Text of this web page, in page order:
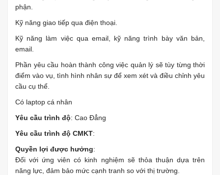
phận.
Kỹ năng giao tiếp qua điện thoại.
Kỹ năng làm việc qua email, kỹ năng trình bày văn bản,
email.
Phần yêu cầu hoàn thành công việc quản lý sẽ tùy từng thời
điểm vào vụ, tình hình nhân sự để xem xét và điều chỉnh yêu
cầu cụ thể.
Có laptop cá nhân
Yêu cầu trình độ: Cao Đẳng
Yêu cầu trình độ CMKT:
Quyền lợi được hưởng:
Đối với ứng viên có kinh nghiệm sẽ thỏa thuận dựa trên
năng lực, đảm bảo mức cạnh tranh so với thị trường.